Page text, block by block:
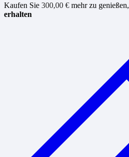
Kaufen Sie 300,00 € mehr zu genießen,
erhalten